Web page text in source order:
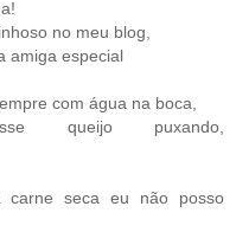
no meu blog,
amiga especial
com água na boca,
queijo puxando,
seca eu não posso